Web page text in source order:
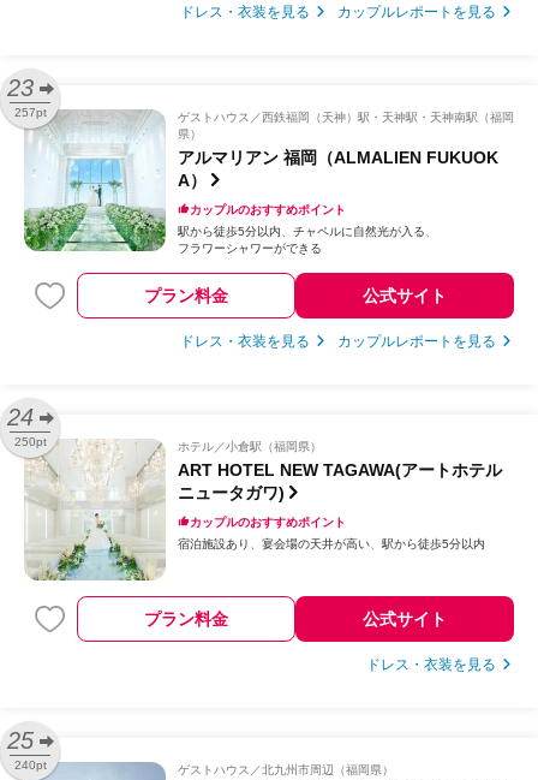
ドレス・衣装を見る カップルレポートを見る
23
257pt ゲストハウス
西鉄福岡（天神）駅・天神駅・天神南駅（福岡
県）
アルマリアン 福岡（ALMALIEN FUKUOK
A）
カップルのおすすめポイント
駅から徒歩5分以内
チャペルに自然光が入る
フラワーシャワーができる
プラン料金 公式サイト
ドレス・衣装を見る カップルレポートを見る
24
250pt ホテル 小倉駅（福岡県）
ART HOTEL NEW TAGAWA(アートホテル
ニュータガワ)
カップルのおすすめポイント
宿泊施設あり
宴会場の天井が高い 駅から徒歩5分以内
プラン料金 公式サイト
ドレス・衣装を見る
25
240pt ゲストハウス 北九州市周辺（福岡県）